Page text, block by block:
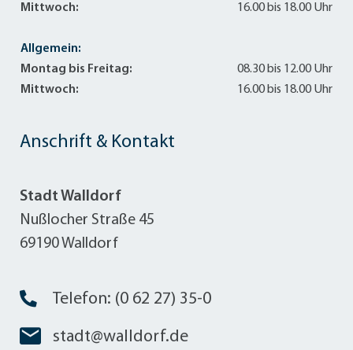
Anschrift & Kontakt
Stadt Walldorf
Nußlocher Straße 45
69190 Walldorf
Telefon: (0 62 27) 35-0
stadt@walldorf.de
Mittwoch:
16.00 bis 18.00 Uhr
Allgemein:
Montag bis Freitag:
08.30 bis 12.00 Uhr
Mittwoch:
16.00 bis 18.00 Uhr